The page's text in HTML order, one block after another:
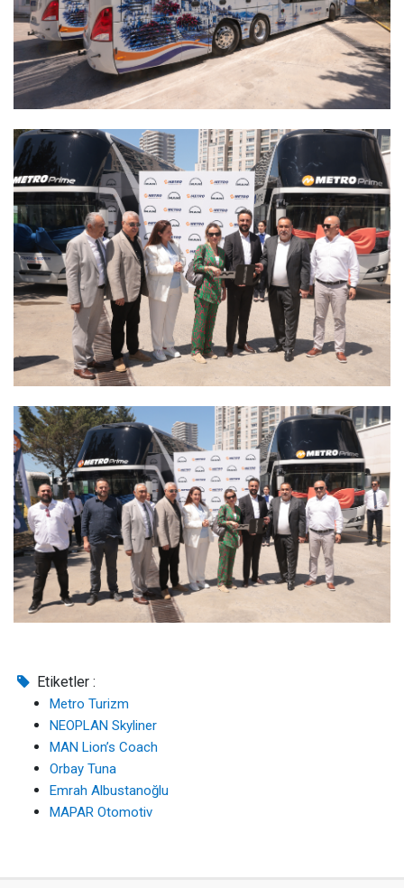
Etiketler :
Metro Turizm
NEOPLAN Skyliner
MAN Lion’s Coach
Orbay Tuna
Emrah Albustanoğlu
MAPAR Otomotiv